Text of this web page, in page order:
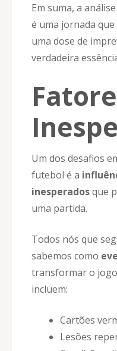
Em suma, a
é uma jornada
uma dose de
verdadeira
Um dos desafios
futebol é a
inesperadosque
uma partida.
Todos nós que
sabemos como
transformar o
incluem:
Cartões
Lesões